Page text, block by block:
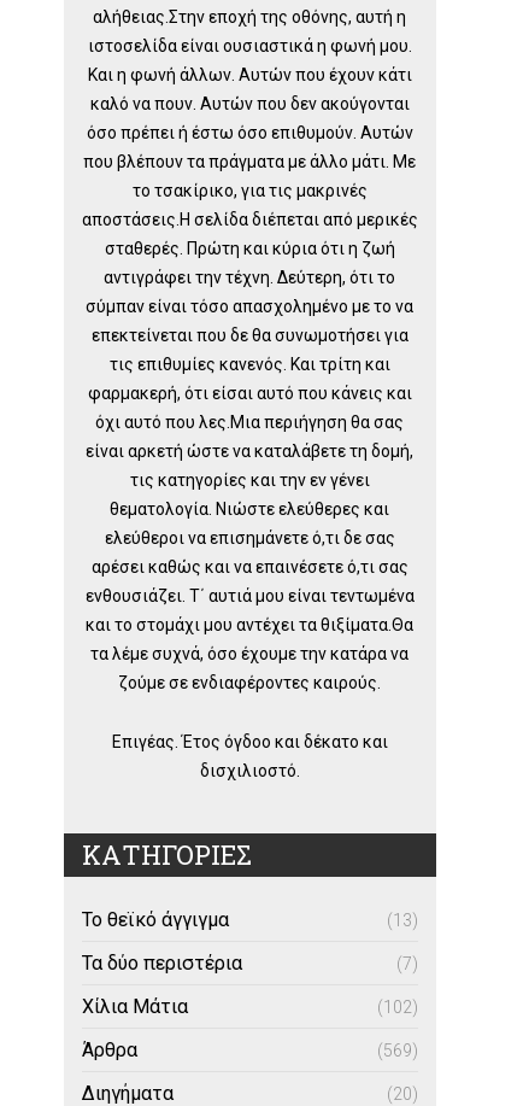
αλήθειας.Στην εποχή της οθόνης, αυτή η
ιστοσελίδα είναι ουσιαστικά η φωνή μου.
Και η φωνή άλλων. Αυτών που έχουν κάτι
καλό να πουν. Αυτών που δεν ακούγονται
όσο πρέπει ή έστω όσο επιθυμούν. Αυτών
που βλέπουν τα πράγματα με άλλο μάτι. Με
το τσακίρικο, για τις μακρινές
αποστάσεις.Η σελίδα διέπεται από μερικές
σταθερές. Πρώτη και κύρια ότι η ζωή
αντιγράφει την τέχνη. Δεύτερη, ότι το
σύμπαν είναι τόσο απασχολημένο με το να
επεκτείνεται που δε θα συνωμοτήσει για
τις επιθυμίες κανενός. Και τρίτη και
φαρμακερή, ότι είσαι αυτό που κάνεις και
όχι αυτό που λες.Μια περιήγηση θα σας
είναι αρκετή ώστε να καταλάβετε τη δομή,
τις κατηγορίες και την εν γένει
θεματολογία. Νιώστε ελεύθερες και
ελεύθεροι να επισημάνετε ό,τι δε σας
αρέσει καθώς και να επαινέσετε ό,τι σας
ενθουσιάζει. Τ΄ αυτιά μου είναι τεντωμένα
και το στομάχι μου αντέχει τα θιξίματα.Θα
τα λέμε συχνά, όσο έχουμε την κατάρα να
ζούμε σε ενδιαφέροντες καιρούς.
Επιγέας. Έτος όγδοο και δέκατο και
δισχιλιοστό.
ΚΑΤΗΓΟΡΙΕΣ
Το θεϊκό άγγιγμα (13)
Τα δύο περιστέρια (7)
Χίλια Μάτια (102)
Άρθρα (569)
Διηγήματα (20)